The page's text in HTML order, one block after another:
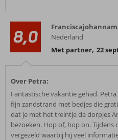
8,0
Nederland
Met partner, 22
Over Petra:
Fantastische vakantie gehad.
fijn zandstrand met bedjes die
dat je met het treintje de dorpjes
bezoeken. Hop of, hop on. Tijdens
vergezeld waarbij hij veel